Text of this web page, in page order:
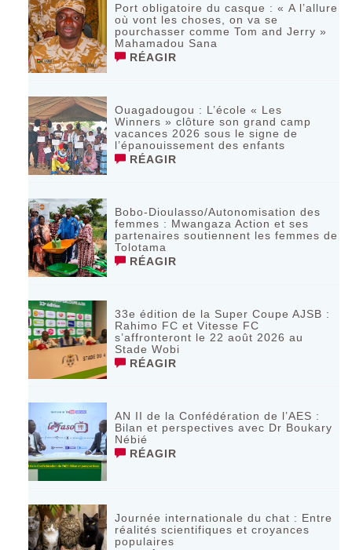
Port obligatoire du casque : « A l’allure
où vont les choses, on va se
pourchasser comme Tom and Jerry »
Mahamadou Sana
RÉAGIR
Ouagadougou : L’école « Les
Winners » clôture son grand camp
vacances 2026 sous le signe de
l’épanouissement des enfants
RÉAGIR
Bobo-Dioulasso/Autonomisation des
femmes : Mwangaza Action et ses
partenaires soutiennent les femmes de
Tolotama
RÉAGIR
33e édition de la Super Coupe AJSB :
Rahimo FC et Vitesse FC
s’affronteront le 22 août 2026 au
Stade Wobi
RÉAGIR
AN II de la Confédération de l’AES :
Bilan et perspectives avec Dr Boukary
Nébié
RÉAGIR
Journée internationale du chat : Entre
réalités scientifiques et croyances
populaires